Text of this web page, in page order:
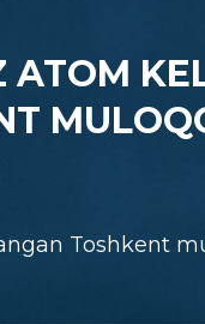
ATOM
Toshkent